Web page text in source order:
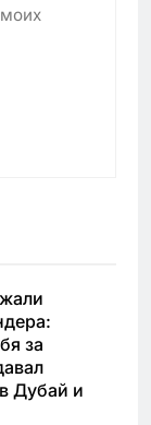
за
Дубай и